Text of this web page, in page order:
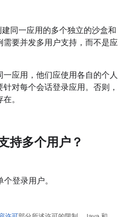
同一应用的多个独立的沙盒和
要并发多用户支持，而不是应
应用，他们应使用各自的个人
对每个会话登录应用。否则，
。
持多个用户？
登录用户。